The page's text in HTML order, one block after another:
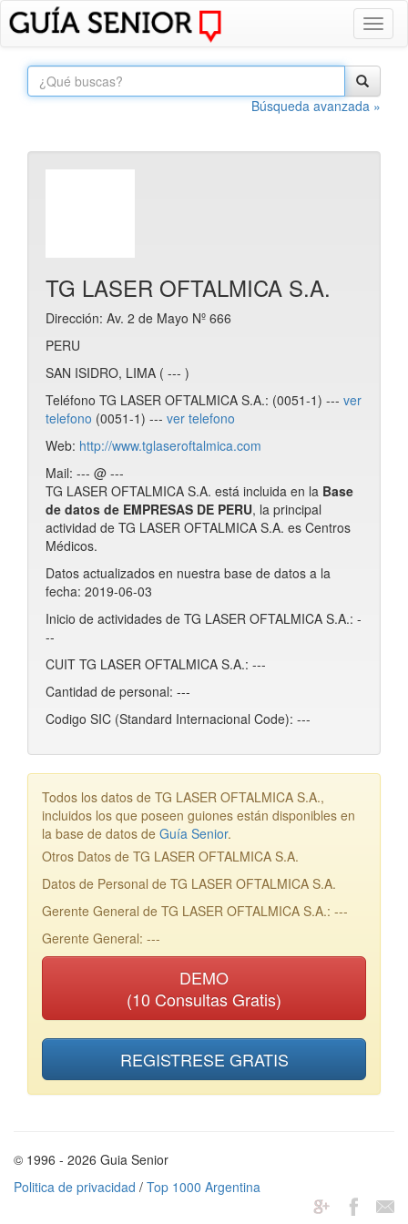
Búsqueda avanzada »
TG LASER OFTALMICA S.A.
Dirección: Av. 2 de Mayo Nº 666
PERU
SAN ISIDRO, LIMA ( --- )
Teléfono TG LASER OFTALMICA S.A.: (0051-1) --- ver
telefono (0051-1) --- ver telefono
Web: http://www.tglaseroftalmica.com
Mail: --- @ ---
TG LASER OFTALMICA S.A. está incluida en la Base
de datos de EMPRESAS DE PERU, la principal
actividad de TG LASER OFTALMICA S.A. es Centros
Médicos.
Datos actualizados en nuestra base de datos a la
fecha: 2019-06-03
Inicio de actividades de TG LASER OFTALMICA S.A.: -
--
CUIT TG LASER OFTALMICA S.A.: ---
Cantidad de personal: ---
Codigo SIC (Standard Internacional Code): ---
Todos los datos de TG LASER OFTALMICA S.A.,
incluidos los que poseen guiones están disponibles en
la base de datos de Guía Senior.
Otros Datos de TG LASER OFTALMICA S.A.
Datos de Personal de TG LASER OFTALMICA S.A.
Gerente General de TG LASER OFTALMICA S.A.: ---
Gerente General: ---
DEMO
(10 Consultas Gratis)
REGISTRESE GRATIS
© 1996 - 2026 Guia Senior
Politica de privacidad / Top 1000 Argentina